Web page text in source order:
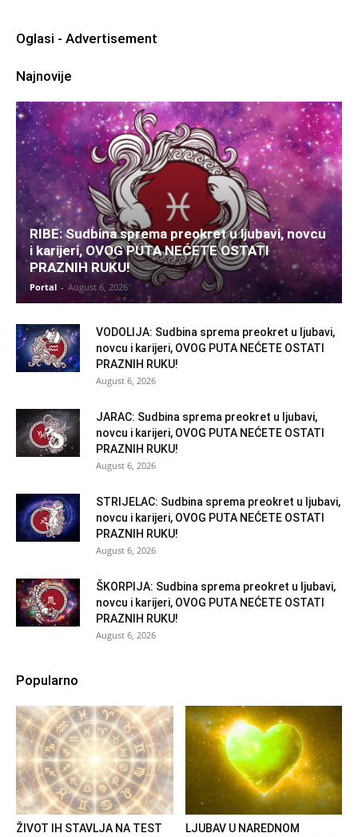
Oglasi - Advertisement
Najnovije
RIBE: Sudbina sprema preokret u ljubavi, novcu
i karijeri, OVOG PUTA NEĆETE OSTATI
PRAZNIH RUKU!
Portal - August 6, 2026
VODOLIJA: Sudbina sprema preokret u ljubavi,
novcu i karijeri, OVOG PUTA NEĆETE OSTATI
PRAZNIH RUKU!
August 6, 2026
JARAC: Sudbina sprema preokret u ljubavi,
novcu i karijeri, OVOG PUTA NEĆETE OSTATI
PRAZNIH RUKU!
August 6, 2026
STRIJELAC: Sudbina sprema preokret u ljubavi,
novcu i karijeri, OVOG PUTA NEĆETE OSTATI
PRAZNIH RUKU!
August 6, 2026
ŠKORPIJA: Sudbina sprema preokret u ljubavi,
novcu i karijeri, OVOG PUTA NEĆETE OSTATI
PRAZNIH RUKU!
August 6, 2026
Popularno
ŽIVOT IH STAVLJA NA TEST
LJUBAV U NAREDNOM